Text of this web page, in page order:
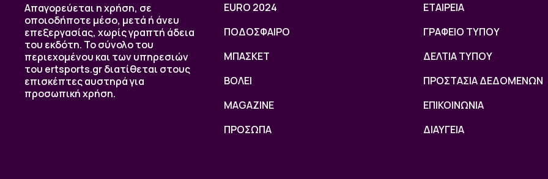
Απαγορεύεται η χρήση, σε
οποιοδήποτε μέσο, μετά ή άνευ
επεξεργασίας, χωρίς γραπτή άδεια
του εκδότη. Το σύνολο του
περιεχομένου και των υπηρεσιών
του ertsports.gr διατίθεται στους
επισκέπτες αυστηρά για
προσωπική χρήση.
EURO 2024
ΠΟΔΟΣΦΑΙΡΟ
ΜΠΑΣΚΕΤ
ΒOΛΕΙ
MAGAZINE
ΠΡΟΣΩΠΑ
ΕΤΑΙΡΕΙΑ
ΓΡΑΦΕΙΟ ΤΥΠΟΥ
ΔΕΛΤΙΑ ΤΥΠΟΥ
ΠΡΟΣΤΑΣΙΑ ΔΕΔΟΜΕΝΩΝ
ΕΠΙΚΟΙΝΩΝΙΑ
ΔΙΑΥΓΕΙΑ